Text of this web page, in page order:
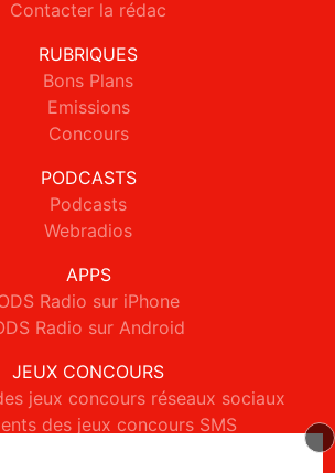
Contacter la rédac
RUBRIQUES
Bons Plans
Emissions
Concours
PODCASTS
Podcasts
Webradios
APPS
Radio sur iPhone
Radio sur Android
JEUX CONCOURS
jeux concours réseaux sociaux
des jeux concours SMS